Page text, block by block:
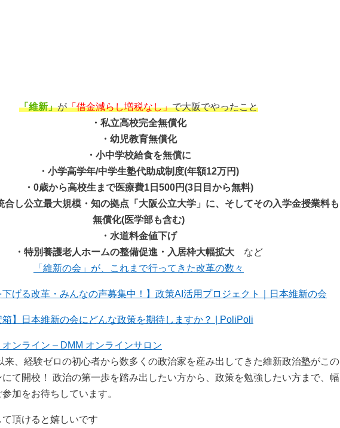
「維新」が「借金減らし増税なし」で大阪でやったこと
・私立高校完全無償化
・幼児教育無償化
・小中学校給食を無償に
・小学高学年/中学生塾代助成制度(年額12万円)
・0歳から高校生まで医療費1日500円(3日目から無料)
合し公立最大規模・知の拠点「大阪公立大学」に、そしてその入学金授業料も
無償化(医学部も含む)
・水道料金値下げ
・特別養護老人ホームの整備促進・入居枠大幅拡大 など
「維新の会」が、これまで行ってきた改革の数々
下げる改革・みんなの声募集中！】政策AI活用プロジェクト｜日本維新の会
箱】日本維新の会にどんな政策を期待しますか？ | PoliPoli
オンライン – DMM オンラインサロン
来、経験ゼロの初心者から数多くの政治家を産み出してきた維新政治塾がこの
にて開校！ 政治の第一歩を踏み出したい方から、政策を勉強したい方まで、幅
加をお待ちしています。
頂けると嬉しいです